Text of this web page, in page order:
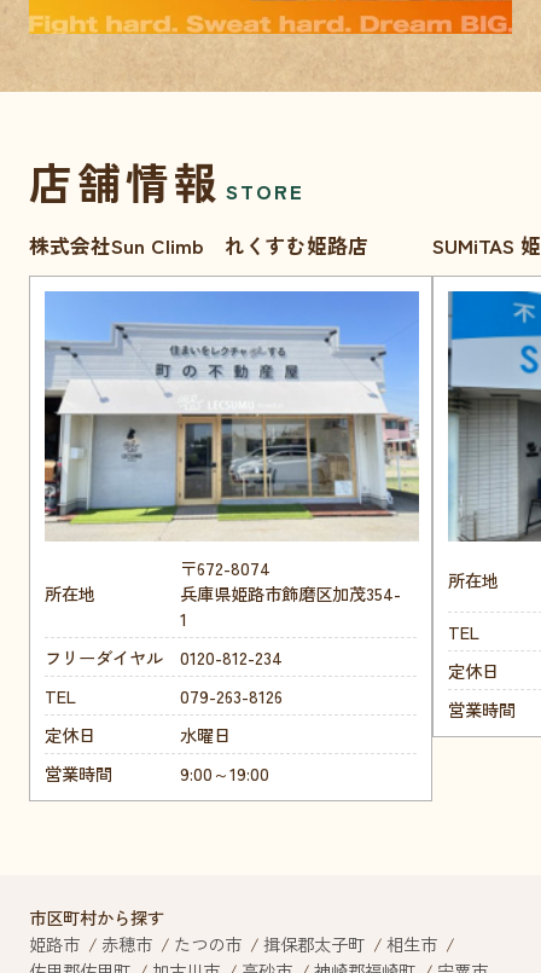
店舗情報 STORE
株式会社Sun Climb れくすむ姫路店
所在地
〒672-8074
兵庫県姫路市飾磨区加茂354-
1
フリーダイヤル
0120-812-234
TEL
079-263-8126
定休日
水曜日
営業時間
9:00～19:00
SUMiTAS
所在地
TEL
定休日
営業時間
市区町村から探す
姫路市
赤穂市 たつの市 揖保郡太子町
相生市